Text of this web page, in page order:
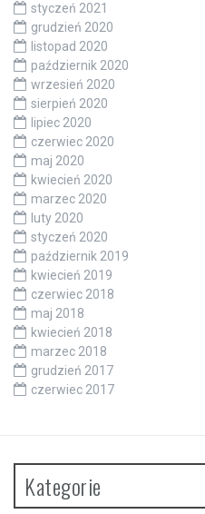
styczeń 2021
grudzień 2020
listopad 2020
październik 2020
wrzesień 2020
sierpień 2020
lipiec 2020
czerwiec 2020
maj 2020
kwiecień 2020
marzec 2020
luty 2020
styczeń 2020
październik 2019
kwiecień 2019
czerwiec 2018
maj 2018
kwiecień 2018
marzec 2018
grudzień 2017
czerwiec 2017
Kategorie